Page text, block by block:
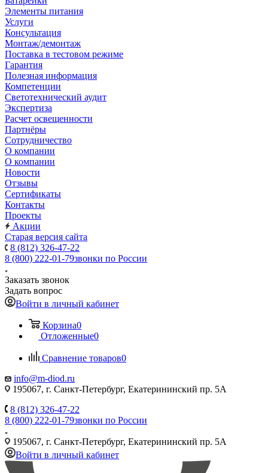
Элементы питания
Услуги
Консультация
Монтаж/демонтаж
Поставка в тестовом режиме
Гарантия
Полезная информация
Компетенции
Светотехнический аудит
Экспертиза
Расчет освещенности
Партнёры
Cотрудничество
О компании
О компании
Новости
Отзывы
Сертификаты
Контакты
Проекты
Акции
Старая версия сайта
8 (812) 326-47-22
8 (800) 222-01-79звонки по России
Заказать звонок
Задать вопрос
Войти в личный кабинет
Корзина0
Отложенные0
Сравнение товаров0
info@m-diod.ru
195067, г. Санкт-Петербург, Екатерининский пр. 5А
8 (812) 326-47-22
8 (800) 222-01-79звонки по России
195067, г. Санкт-Петербург, Екатерининский пр. 5А
Войти в личный кабинет